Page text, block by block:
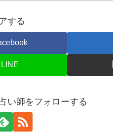
する
LINE
い師をフォローする